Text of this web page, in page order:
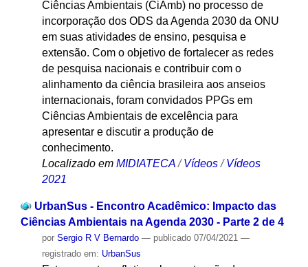
Ciências Ambientais (CiAmb) no processo de
incorporação dos ODS da Agenda 2030 da ONU
em suas atividades de ensino, pesquisa e
extensão. Com o objetivo de fortalecer as redes
de pesquisa nacionais e contribuir com o
alinhamento da ciência brasileira aos anseios
internacionais, foram convidados PPGs em
Ciências Ambientais de excelência para
apresentar e discutir a produção de
conhecimento.
Localizado em MIDIATECA /Vídeos /Vídeos
2021
UrbanSus - Encontro Acadêmico: Impacto das
Ciências Ambientais na Agenda 2030 - Parte 2 de 4
por Sergio R V Bernardo — publicado07/04/2021 —
registrado em: UrbanSus